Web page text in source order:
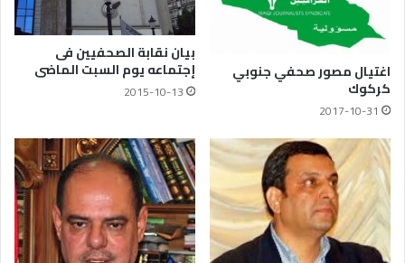
اغتيال مصور صحفي جنوبي
كركوك
2017-10-31
بيان نقابة الصحفيين فى
إجتماعه يوم السبت الماضى
2015-10-13